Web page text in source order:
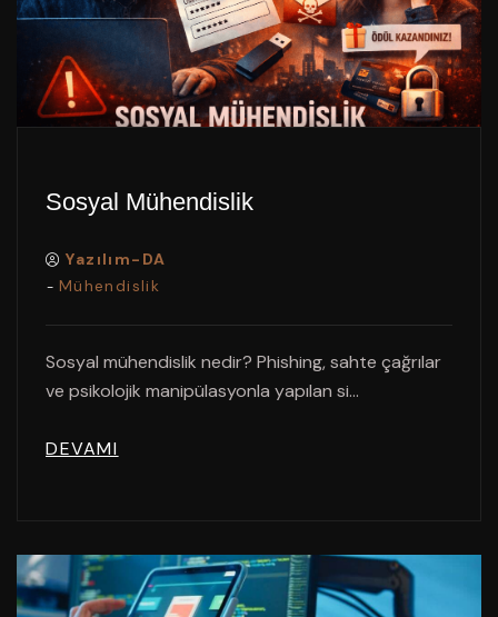
Sosyal Mühendislik
Yazılım-DA
- Mühendislik
Sosyal mühendislik nedir? Phishing, sahte çağrılar
ve psikolojik manipülasyonla yapılan si...
DEVAMI